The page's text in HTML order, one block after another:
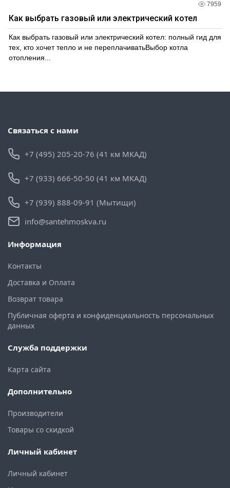
7959
Как выбрать газовый или электрический котел
Как выбрать газовый или электрический котел: полный гид для
тех, кто хочет тепло и не переплачиватьВыбор котла
отопления...
Связаться с нами
+7 (495) 205-20-76 (41 км МКАД)
+7 (933) 666-50-50 (41 км МКАД)
+7 (939) 888-09-91 (Мытищи)
info@santehmoskva.ru
Информация
Контакты
Доставка и Оплата
Возврат товара
Публичная оферта и конфиденциальность персональных
данных
Служба поддержки
Карта сайта
Дополнительно
Производители
Товары со скидкой
Личный кабинет
Личный кабинет